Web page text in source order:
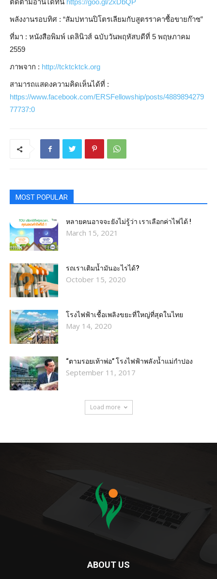
ติดตามอ่านได้ที่นี่ https://goo.gl/2xDbQP
พลังงานรอบทิศ : “สัมปทานปิโตรเลียมกับสูตรราคาซื้อขายก๊าซ”
ที่มา : หนังสือพิมพ์ เดลินิวส์ ฉบับวันพฤหัสบดีที่ 5 พฤษภาคม
2559
ภาพจาก : http://tcktcktck.org
สามารถแสดงความคิดเห็นได้ที่ :
https://www.facebook.com/ERSFellowship/posts/4889894279
77737:0
MOST POPULAR
หลายคนอาจจะยังไม่รู้ว่า เราเลือกค่าไฟได้ !
March 15, 2021
รถเราเติมน้ำมันอะไรได้?​
October 15, 2020
โรงไฟฟ้าเชื้อเพลิงขยะที่ใหญ่ที่สุดในไทย
May 14, 2020
“ตามรอยเท้าพ่อ” โรงไฟฟ้าพลังน้ำแม่กำปอง
September 11, 2017
Load more
ABOUT US